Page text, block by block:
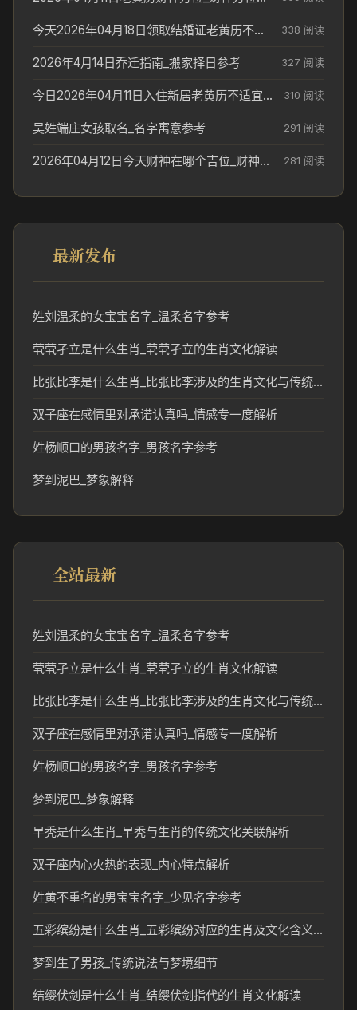
今天2026年04月18日领取结婚证老黄历不适合吗_领证日期参考 338 阅读
2026年4月14日乔迁指南_搬家择日参考 327 阅读
今日2026年04月11日入住新居老黄历不适宜吗_搬家择日参考 310 阅读
吴姓端庄女孩取名_名字寓意参考 291 阅读
2026年04月12日今天财神在哪个吉位_财神方位参考 281 阅读
最新发布
姓刘温柔的女宝宝名字_温柔名字参考
茕茕孑立是什么生肖_茕茕孑立的生肖文化解读
比张比李是什么生肖_比张比李涉及的生肖文化与传统解读
双子座在感情里对承诺认真吗_情感专一度解析
姓杨顺口的男孩名字_男孩名字参考
梦到泥巴_梦象解释
全站最新
姓刘温柔的女宝宝名字_温柔名字参考
茕茕孑立是什么生肖_茕茕孑立的生肖文化解读
比张比李是什么生肖_比张比李涉及的生肖文化与传统解读
双子座在感情里对承诺认真吗_情感专一度解析
姓杨顺口的男孩名字_男孩名字参考
梦到泥巴_梦象解释
早秃是什么生肖_早秃与生肖的传统文化关联解析
双子座内心火热的表现_内心特点解析
姓黄不重名的男宝宝名字_少见名字参考
五彩缤纷是什么生肖_五彩缤纷对应的生肖及文化含义解析
梦到生了男孩_传统说法与梦境细节
结缨伏剑是什么生肖_结缨伏剑指代的生肖文化解读